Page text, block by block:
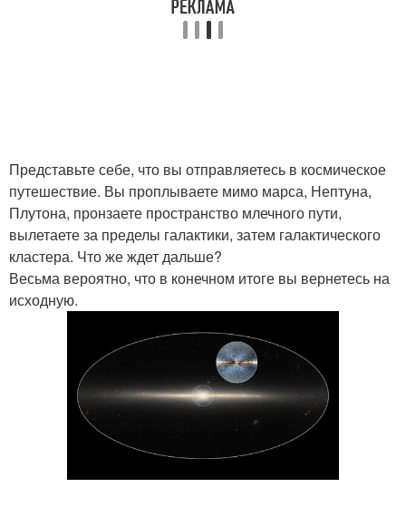
Представьте себе, что вы отправляетесь в космическое
путешествие. Вы проплываете мимо марса, Нептуна,
Плутона, пронзаете пространство млечного пути,
вылетаете за пределы галактики, затем галактического
кластера. Что же ждет дальше?
Весьма вероятно, что в конечном итоге вы вернетесь на
исходную.